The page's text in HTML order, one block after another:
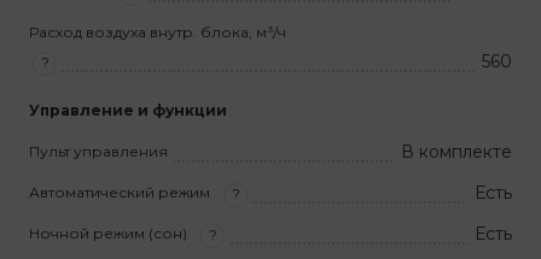
Расход воздуха внутр. блока, м³/ч
?
560
Управление и функции
Пульт управления В комплекте
Автоматический режим ? Есть
Ночной режим (сон) ? Есть